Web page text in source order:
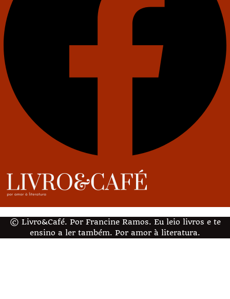
© Livro&Café. Por Francine Ramos. Eu leio livros e te
ensino a ler também. Por amor à literatura.